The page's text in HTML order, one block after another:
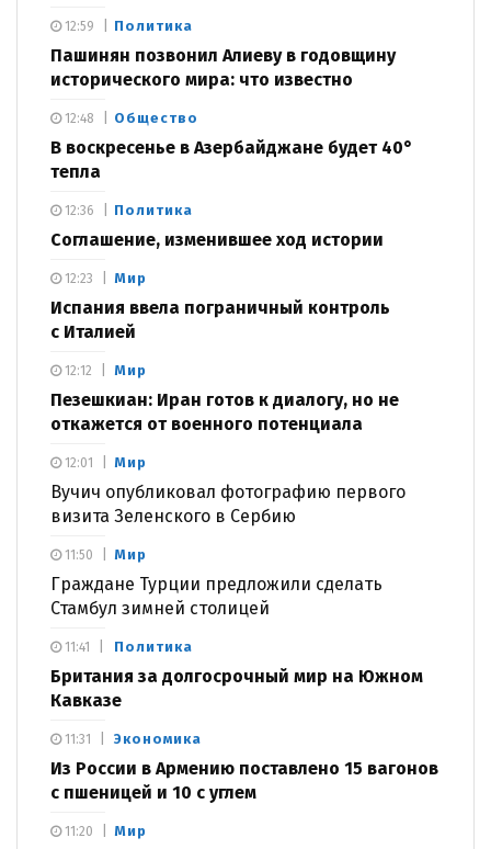
Политика
Пашинян позвонил Алиеву в годовщину
исторического мира: что известно
12:59
Общество
В воскресенье в Азербайджане будет 40°
тепла
12:48
Политика
Соглашение, изменившее ход истории
12:36
Мир
Испания ввела пограничный контроль
с Италией
12:23
Мир
Пезешкиан: Иран готов к диалогу, но не
откажется от военного потенциала
12:12
Мир
Вучич опубликовал фотографию первого
визита Зеленского в Сербию
12:01
Мир
Граждане Турции предложили сделать
Стамбул зимней столицей
11:50
Политика
Британия за долгосрочный мир на Южном
Кавказе
11:41
Экономика
Из России в Армению поставлено 15 вагонов
с пшеницей и 10 с углем
11:31
Мир
11:20